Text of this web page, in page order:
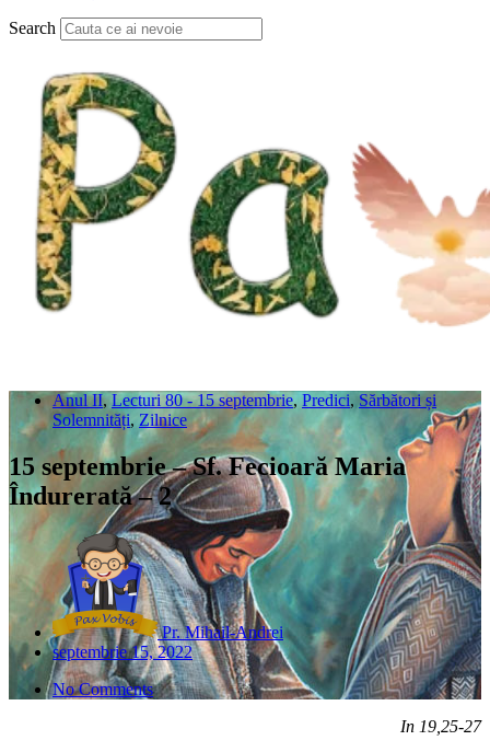
Search
Anul II,Lecturi 80 - 15 septembrie,Predici, Sărbători și
Solemnități, Zilnice
15 septembrie – Sf. Fecioară Maria
Îndurerată – 2
Pr. Mihail-Andrei
septembrie 15, 2022
No Comments
In 19,25-27